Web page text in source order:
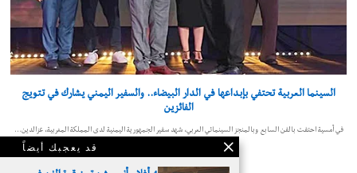
قد يعجبك أيضاً
السينما العربية تحتفي بإبداعها في الدار البيضاء.. والسفير اليمني يشارك في تتويج
الفائزين
في أمسية احتفت بالفن السابع وبالمنجز السينمائي العربي، شهد سفير الجمهورية اليمنية لدى المملكة المغربية، عزالدين…